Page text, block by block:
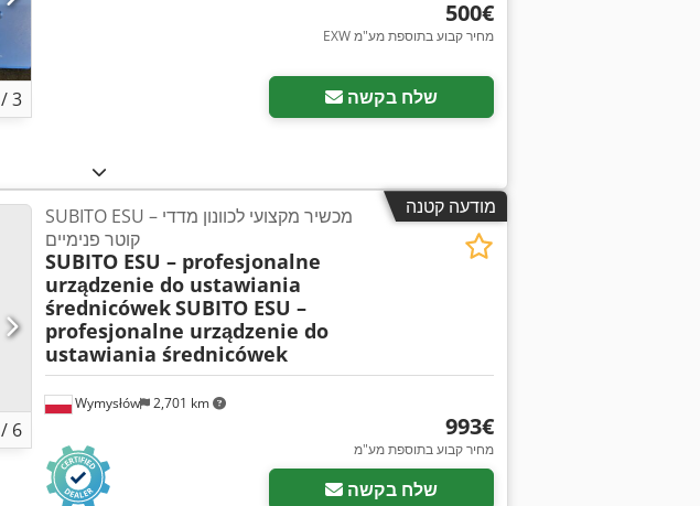
/3
‏500 ‏€
EXW מחיר קבוע בתוספת מע"מ
שלח בקשה
מודעה קטנה
/ 6
Wymysłów 2,701 km
SUBITO ESU – מכשיר מקצועי לכוונון מדדי
קוטר פנימיים
SUBITO ESU – profesjonalne
urządzenie do ustawiania
średnicówekSUBITO ESU –
profesjonalne urządzenie do
ustawiania średnicówek
‏993 ‏€
מחיר קבוע בתוספת מע"מ
שלח בקשה